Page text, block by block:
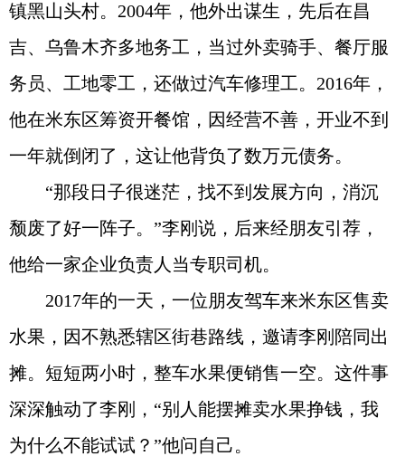
镇黑山头村。2004年，他外出谋生，先后在昌
吉、乌鲁木齐多地务工，当过外卖骑手、餐厅服
务员、工地零工，还做过汽车修理工。2016年，
他在米东区筹资开餐馆，因经营不善，开业不到
一年就倒闭了，这让他背负了数万元债务。
“那段日子很迷茫，找不到发展方向，消沉
颓废了好一阵子。”李刚说，后来经朋友引荐，
他给一家企业负责人当专职司机。
2017年的一天，一位朋友驾车来米东区售卖
水果，因不熟悉辖区街巷路线，邀请李刚陪同出
摊。短短两小时，整车水果便销售一空。这件事
深深触动了李刚，“别人能摆摊卖水果挣钱，我
为什么不能试试？”他问自己。